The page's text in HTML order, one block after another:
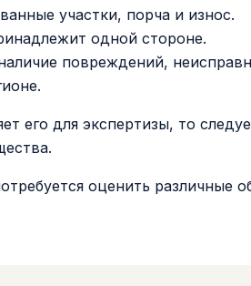
участки, порча и износ.
одной стороне.
повреждений,
его для экспертизы, то
оценить различные